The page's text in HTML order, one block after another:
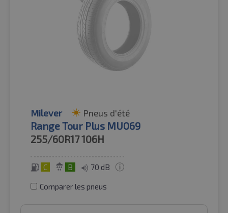
Milever Pneus d'été
Range Tour Plus MU069
255/60R17106H
C B 70 dB
Comparer les pneus